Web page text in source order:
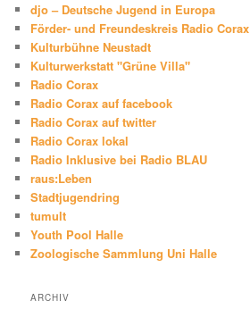
djo – Deutsche Jugend in Europa
Förder- und Freundeskreis Radio Corax
Kulturbühne Neustadt
Kulturwerkstatt "Grüne Villa"
Radio Corax
Radio Corax auf facebook
Radio Corax auf twitter
Radio Corax lokal
Radio Inklusive bei Radio BLAU
raus:Leben
Stadtjugendring
tumult
Youth Pool Halle
Zoologische Sammlung Uni Halle
ARCHIV